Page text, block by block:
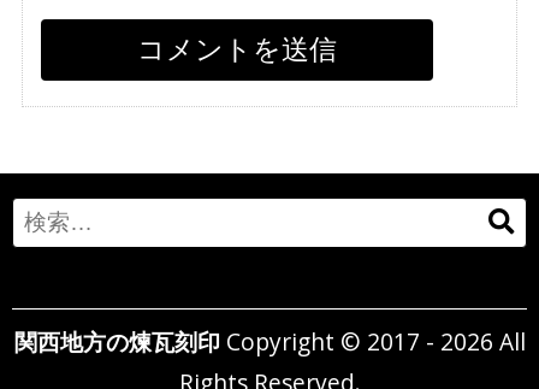
Search
for:
関西地方の煉瓦刻印 Copyright © 2017 - 2026 All